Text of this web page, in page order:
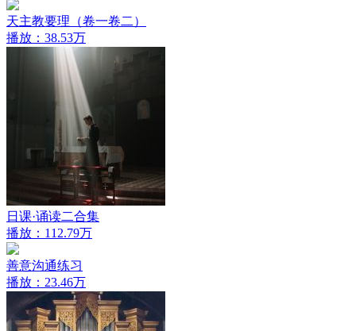
天主教要理（卷一卷二）
播放：38.53万
日课·诵读二合集
播放：112.79万
善意沟通练习
播放：23.46万